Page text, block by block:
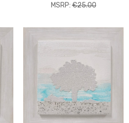
MSRP: €25.00